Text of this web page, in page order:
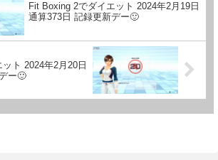
Fit Boxing 2でダイエット 2024年2月19日
通算373日 記録更新デー🙂
ト 2024年2月20日
ー🙂